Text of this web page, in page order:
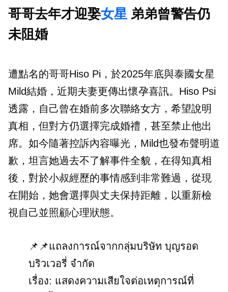
哥哥去年才迎娶女星 弟弟曾警告仍
未阻婚
遭點名的哥哥Hiso Pi，於2025年底與泰國女星
Mild結婚，近期夫妻更傳出懷孕喜訊。Hiso Psi
透露，自己曾在婚前多次聯絡女方，希望說明
真相，但對方仍選擇完成婚禮，甚至禁止他出
席。如今隨著控訴內容曝光，Mild也發布聲明道
歉，坦言她過去不了解事件全貌，在得知真相
後，對於小叔經歷的事情感到非常難過，從現
在開始，她會選擇與丈夫保持距離，以重新檢
視自己並照顧心理狀態。
📌📌แถลงการณ์จากกลุ่มบริษัท บุญรอด
บริวเวอรี่ จำกัด
เรื่อง: แสดงความเสียใจต่อเหตุการณ์ที่